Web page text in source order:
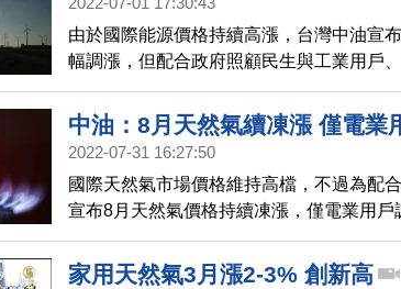
油已經針對電業用戶，包括台電在內調漲
會影響到下一次的電價審議費率，受到關
5%
由於國際能源價格持續高漲，台灣中油宣
幅調漲，但配合政府照顧民生與工業用戶
電業用戶調漲5%，其他用戶仍不調整。
中油：8月天然氣續凍漲 僅電業
2022-07-31 16:27:50
國際天然氣市場價格維持高檔，不過為配
宣布8月天然氣價格持續凍漲，僅電業用
底可增加收入新台幣66億元。
家用天然氣3月漲2-3% 創新高